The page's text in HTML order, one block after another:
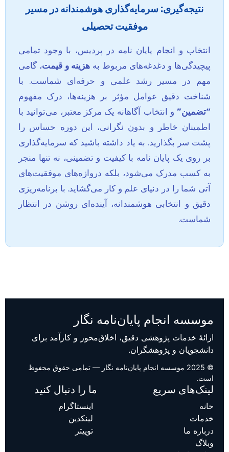
نتیجه‌گیری:سرمایه‌گذاری هوشمندانه در مسیر
موفقیت تحصیلی
انتخاب و انجام پایان نامه در پردیس، با وجود تمامی
پیچیدگی‌ها و دغدغه‌های مربوط به هزینه و قیمت، گامی
مهم در مسیر رشد علمی و حرفه‌ای شماست. با
شناخت دقیق عوامل مؤثر بر هزینه‌ها، درک مفهوم
“تضمین” و انتخاب آگاهانه یک مرکز معتبر، می‌توانید با
اطمینان خاطر و بدون نگرانی، این دوره حساس را
پشت سر بگذارید. به یاد داشته باشید که سرمایه‌گذاری
بر روی یک پایان نامه با کیفیت و تضمینی، نه تنها منجر
به کسب مدرک می‌شود، بلکه دروازه‌های موفقیت‌های
آتی شما را در دنیای علم و کار می‌گشاید. با برنامه‌ریزی
دقیق و انتخابی هوشمندانه، آینده‌ای روشن در انتظار
شماست.
موسسه انجام پایان‌نامه نگار
ارائهٔ خدمات پژوهشی دقیق، اخلاق‌محور و کارآمد برای
دانشجویان و پژوهشگران.
© 2025 موسسه انجام پایان‌نامه نگار — تمامی حقوق محفوظ
است.
لینک‌های سریع
خانه
خدمات
درباره ما
وبلاگ
ما را دنبال کنید
اینستاگرام
لینکدین
توییتر